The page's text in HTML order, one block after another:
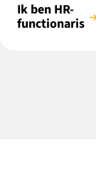
Ik ben HR-
functionaris